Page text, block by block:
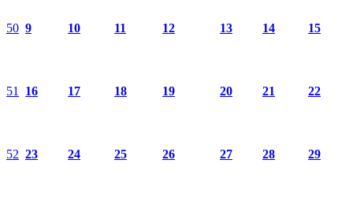
50 9 10 11 12 13 14 15
51 16 17 18 19 20 21 22
52 23 24 25 26 27 28 29